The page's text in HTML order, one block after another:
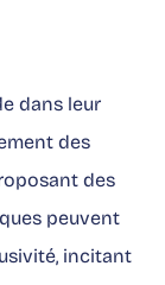
dans leur
des
des
peuvent
incitant